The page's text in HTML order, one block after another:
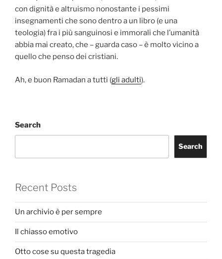
con dignità e altruismo nonostante i pessimi
insegnamenti che sono dentro a un libro (e una
teologia) fra i più sanguinosi e immorali che l’umanità
abbia mai creato, che – guarda caso – è molto vicino a
quello che penso dei cristiani.
Ah, e buon Ramadan a tutti (gli adulti).
Search
Search
Recent Posts
Un archivio è per sempre
Il chiasso emotivo
Otto cose su questa tragedia